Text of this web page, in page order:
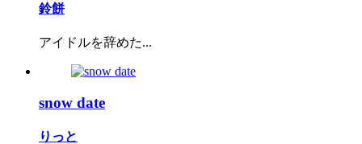
鈴餅
アイドルを辞めた...
snow date
りっと